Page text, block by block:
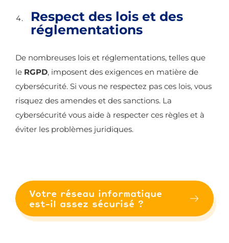
Respect des lois et des
réglementations
De nombreuses lois et réglementations, telles que
le RGPD, imposent des exigences en matière de
cybersécurité. Si vous ne respectez pas ces lois, vous
risquez des amendes et des sanctions. La
cybersécurité vous aide à respecter ces règles et à
éviter les problèmes juridiques.
Votre réseau informatique
est-il assez sécurisé ?